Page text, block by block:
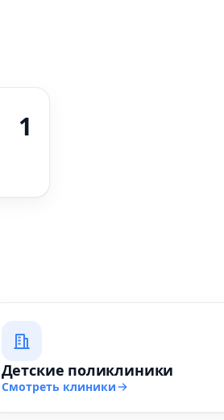
1
Детские поликлиники
Смотреть клиники